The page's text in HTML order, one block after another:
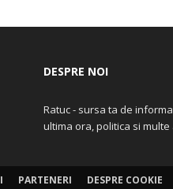
DESPRE NOI
Ratuc - sursa ta de
ultima ora, politica si multe
PARTENERI DESPRE COOKIE